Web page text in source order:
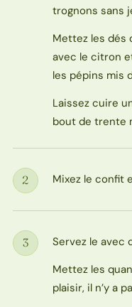
trognons sans
Mettez les dés
avec le citron
les pépins mis
Laissez cuire
bout de trente
Étape
2 Mixez le confit
Étape
3
Servez le avec
Mettez les
plaisir, il n’y a